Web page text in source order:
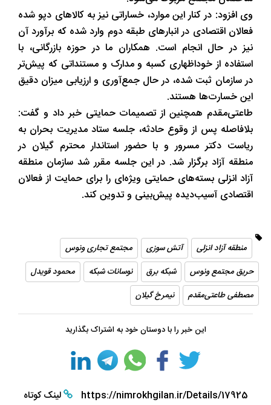
وی افزود: در کنار این موارد، خساراتی نیز به کالاهای دپو شده
فعالان اقتصادی در انبارهای طبقه دوم وارد شده که برآورد آن
نیز در حال انجام است. همکاران ما در حوزه بازرگانی، با
استفاده از خوداظهاری کسبه و مدارک و مستنداتی که پیش‌تر
در سازمان ثبت شده، در حال جمع‌آوری و ارزیابی میزان دقیق
این خسارت‌ها هستند.
طاعتی‌مقدم همچنین از تصمیمات حمایتی خبر داد و گفت:
بلافاصله پس از وقوع حادثه، جلسه ستاد مدیریت بحران به
ریاست دکتر مسرور و با حضور استاندار محترم گیلان در
منطقه آزاد برگزار شد. در این جلسه مقرر شد سازمان منطقه
آزاد انزلی بسته‌های حمایتی ویژه‌ای را برای حمایت از فعالان
اقتصادی آسیب‌دیده پیش‌بینی و تدوین کند.
منطقه آزاد انزلی آتش سوزی
مجتمع تجاری ونوس
حریق مجتمع ونوس
شبکه برق نوسانات شبکه
محمود قویدل
مصطفی طاعتی‌مقدم
نیمرخ گیلان
این خبر را با دوستان خود به اشتراک بگذارید
https://nimrokhgilan.ir/Details/17925 لینک کوتاه